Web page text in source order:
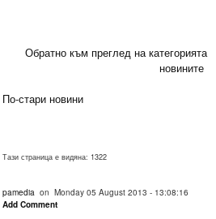
Обратно към преглед на категорията
новините
По-стари новини
Тази страница е видяна: 1322
pamedia on Monday 05 August 2013 - 13:08:16
Add Comment